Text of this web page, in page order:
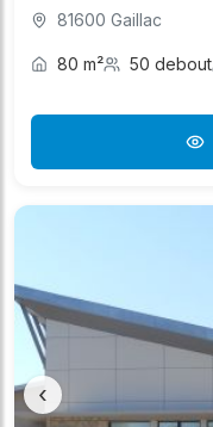
81600 Gaillac
80 m² 50 debout
‹